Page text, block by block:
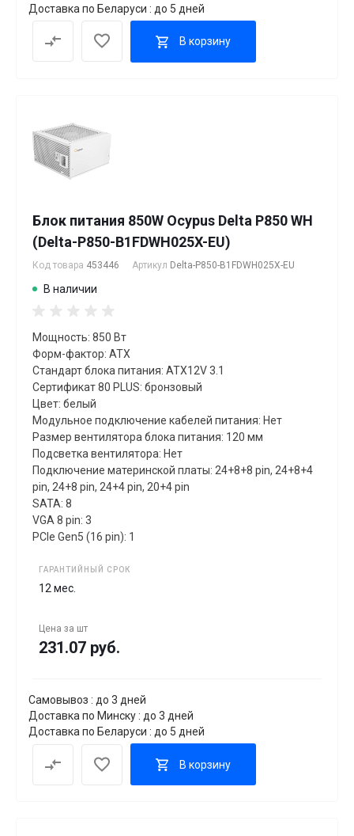
Доставка по Беларуси : до 5 дней
В корзину
Блок питания 850W Ocypus Delta P850 WH
(Delta-P850-B1FDWH025X-EU)
Код товара 453446 Артикул Delta-P850-B1FDWH025X-EU
В наличии
Мощность: 850 Вт
Форм-фактор: ATX
Стандарт блока питания: ATX12V 3.1
Сертификат 80 PLUS: бронзовый
Цвет: белый
Модульное подключение кабелей питания: Нет
Размер вентилятора блока питания: 120 мм
Подсветка вентилятора: Нет
Подключение материнской платы: 24+8+8 pin, 24+8+4
pin, 24+8 pin, 24+4 pin, 20+4 pin
SATA: 8
VGA 8 pin: 3
PCIe Gen5 (16 pin): 1
ГАРАНТИЙНЫЙ СРОК
12 мес.
Цена за шт
231.07 руб.
Самовывоз : до 3 дней
Доставка по Минску : до 3 дней
Доставка по Беларуси : до 5 дней
В корзину